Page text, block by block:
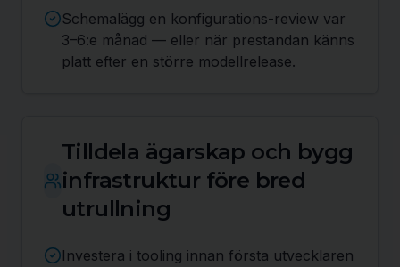
Schemalägg en konfigurations-review var
3–6:e månad — eller när prestandan känns
platt efter en större modellrelease.
Tilldela ägarskap och bygg
infrastruktur före bred
utrullning
Investera i tooling innan första utvecklaren